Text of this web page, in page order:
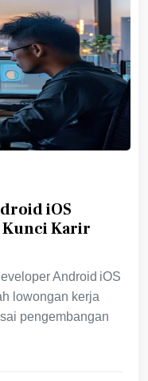
iOS
Kunci Karir
Android iOS
lowongan kerja
pengembangan